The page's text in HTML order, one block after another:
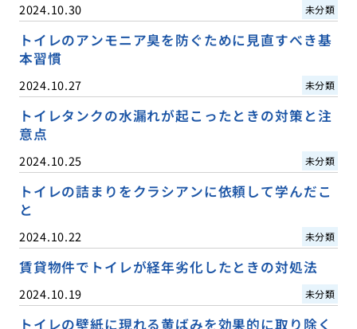
2024.10.30 未分類
トイレのアンモニア臭を防ぐために見直すべき基
本習慣
2024.10.27 未分類
トイレタンクの水漏れが起こったときの対策と注
意点
2024.10.25 未分類
トイレの詰まりをクラシアンに依頼して学んだこ
と
2024.10.22 未分類
賃貸物件でトイレが経年劣化したときの対処法
2024.10.19 未分類
トイレの壁紙に現れる黄ばみを効果的に取り除く